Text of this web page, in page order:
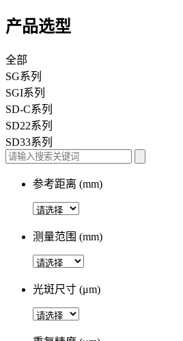
产品选型
全部
SG系列
SGI系列
SD-C系列
SD22系列
SD33系列
参考距离 (mm)
测量范围 (mm)
光斑尺寸 (μm)